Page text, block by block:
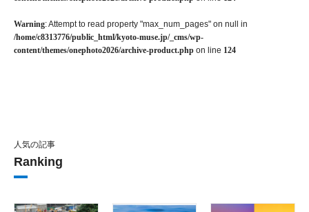
Warning: Attempt to read property "max_num_pages" on null in
/home/c8313776/public_html/kyoto-muse.jp/_cms/wp-
content/themes/onephoto2026/archive-product.php on line 124
人気の記事
Ranking